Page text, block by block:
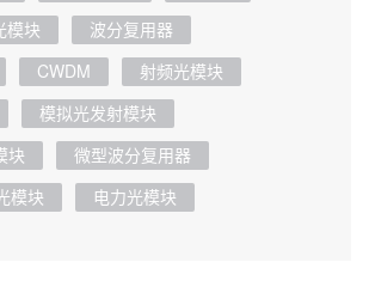
模块
波分复用器
CWDM
射频光模块
模拟光发射模块
块
微型波分复用器
模块
电力光模块